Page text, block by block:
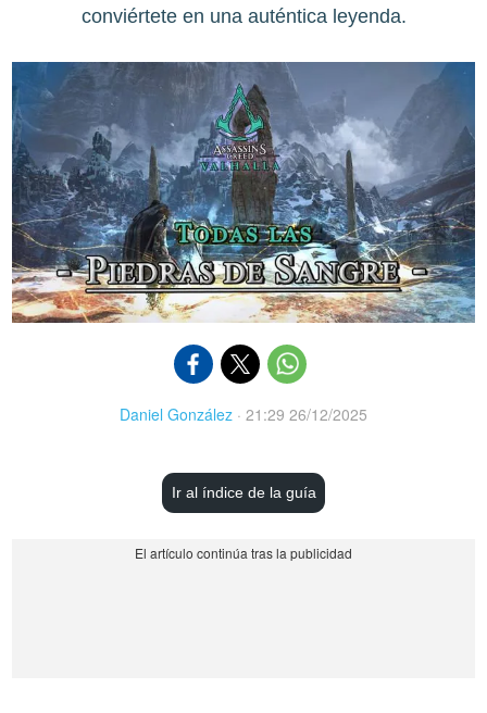
conviértete en una auténtica leyenda.
Daniel González · 21:29 26/12/2025
Ir al índice de la guía